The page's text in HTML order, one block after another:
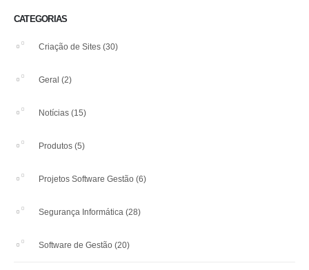
CATEGORIAS
Criação de Sites (30)
Geral (2)
Notícias (15)
Produtos (5)
Projetos Software Gestão (6)
Segurança Informática (28)
Software de Gestão (20)